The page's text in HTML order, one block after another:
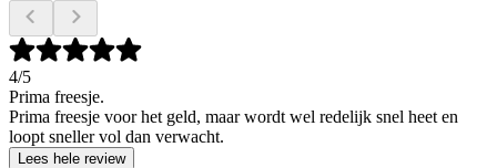
4/5
Prima freesje.
Prima freesje voor het geld, maar wordt wel redelijk snel heet en
loopt sneller vol dan verwacht.
Lees hele review